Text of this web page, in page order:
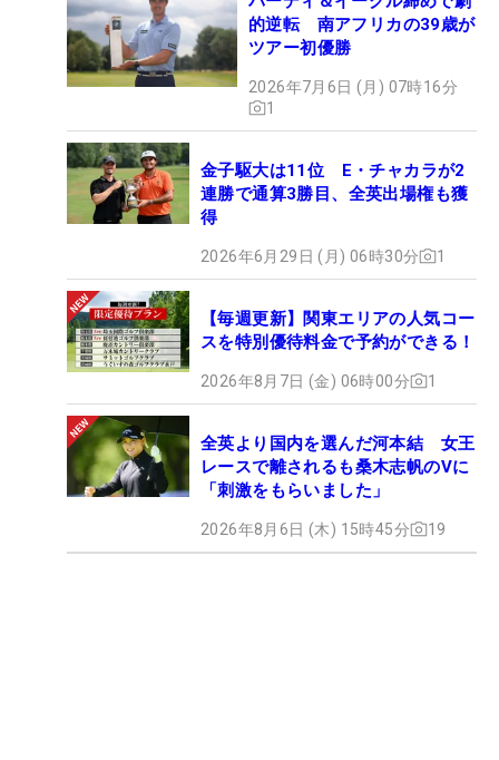
的逆転 南アフリカの39歳が
ツアー初優勝
2026年7月6日 (月) 07時16分
1
金子駆大は11位 E・チャカラが2
連勝で通算3勝目、全英出場権も獲
得
2026年6月29日 (月) 06時30分 1
【毎週更新】関東エリアの人気コー
スを特別優待料金で予約ができる！
2026年8月7日 (金) 06時00分 1
全英より国内を選んだ河本結 女王
レースで離されるも桑木志帆のVに
「刺激をもらいました」
2026年8月6日 (木) 15時45分 19